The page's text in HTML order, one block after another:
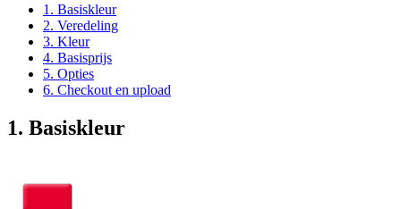
1. Basiskleur
2. Veredeling
3. Kleur
4. Basisprijs
5. Opties
6. Checkout en upload
1. Basiskleur